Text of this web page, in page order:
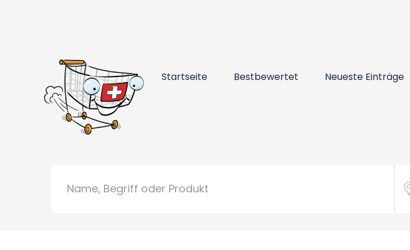
Startseite Bestbewertet Neueste Einträge